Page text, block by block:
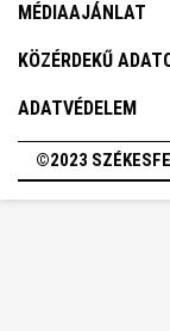
MÉDIAAJÁNLAT
KÖZÉRDEKŰ
ADATVÉDELEM
©2023